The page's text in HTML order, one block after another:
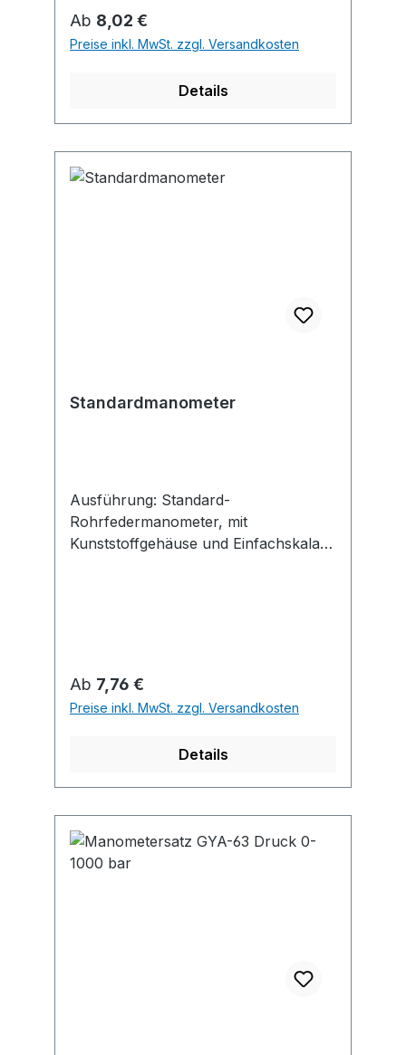
nicht angreifen.
Regulärer Preis:
Ab 8,02 €
Preise inkl. MwSt. zzgl. Versandkosten
Details
Standardmanometer
Ausführung: Standard-
Rohrfedermanometer, mit
Kunststoffgehäuse und Einfachskala in
nicht angreifen.
Regulärer Preis:
Ab 7,76 €
Preise inkl. MwSt. zzgl. Versandkosten
Details